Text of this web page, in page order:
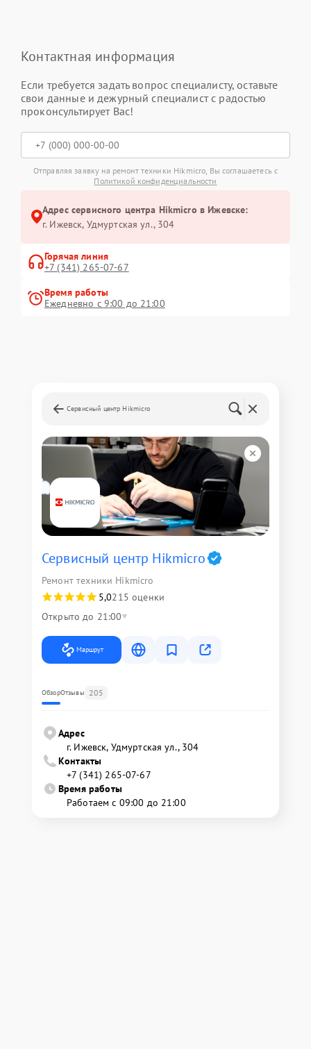
Контактная информация
Если требуется задать вопрос специалисту, оставьте
свои данные и дежурный специалист с радостью
проконсультирует Вас!
Отправляя заявку на ремонт техники Hikmicro, Вы соглашаетесь с
Политикой конфиденциальности
Адрес сервисного центра Hikmicro в Ижевске:
г. Ижевск, Удмуртская ул., 304
Горячая линия
+7 (341) 265-07-67
Время работы
Ежедневно с 9:00 до 21:00
Сервисный центр Hikmicro
Сервисный центр Hikmicro
Ремонт техники Hikmicro
5,0215 оценки
Открыто до 21:00
Маршрут
ОбзорОтзывы 205
Адрес
г. Ижевск, Удмуртская ул., 304
Контакты
+7 (341) 265-07-67
Время работы
Работаем с 09:00 до 21:00